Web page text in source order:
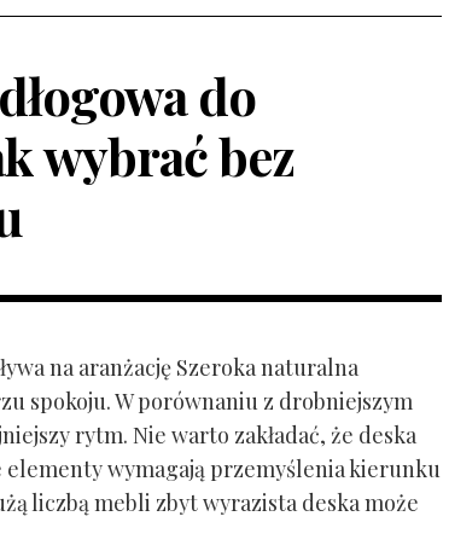
do
wybrać bez
na aranżację Szeroka naturalna
spokoju. W porównaniu z drobniejszym
rytm. Nie warto zakładać, że deska
elementy wymagają przemyślenia kierunku
liczbą mebli zbyt wyrazista deska może